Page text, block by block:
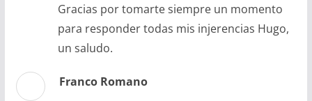
Gracias por tomarte siempre un momento
para responder todas mis injerencias Hugo,
un saludo.
Franco Romano